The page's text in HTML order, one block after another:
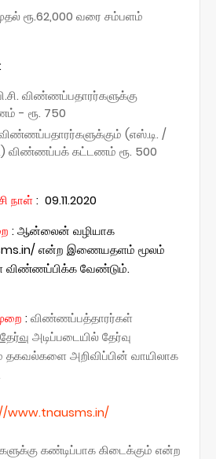
ரூ.62,000 வரை சம்பளம்
:
விண்ணப்பதாரர்களுக்கு
- ரூ. 750
(எஸ்.டி. /
விண்ணப்பக் கட்டணம் ரூ. 500
நாள்: 09.11.2020
:ஆன்லைன் வழியாக
என்ற இணையதளம் மூலம்
விண்ணப்பிக்க வேண்டும்.
:விண்ணப்பத்தாரர்கள்
அடிப்படையில் தேர்வு
தகவல்களை அறிவிப்பின் வாயிலாக
www.tnausms.in/
கண்டிப்பாக கிடைக்கும் என்ற